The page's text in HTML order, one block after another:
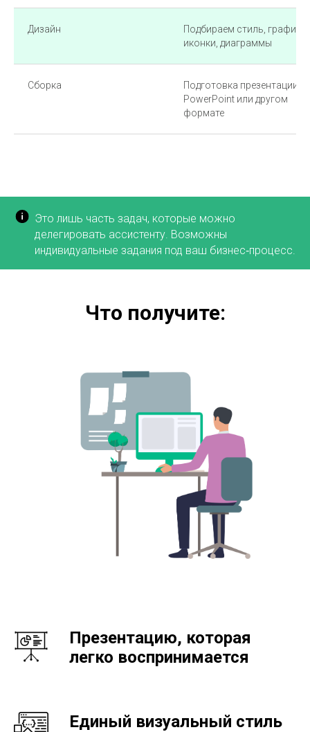
Дизайн
Подбираем стиль, графику,
иконки, диаграммы
Сборка
Подготовка презентации в
PowerPoint или другом
формате
Это лишь часть задач, которые можно
делегировать ассистенту. Возможны
индивидуальные задания под ваш бизнес‑процесс.
Что получите:
Презентацию, которая
легко воспринимается
Единый визуальный стиль